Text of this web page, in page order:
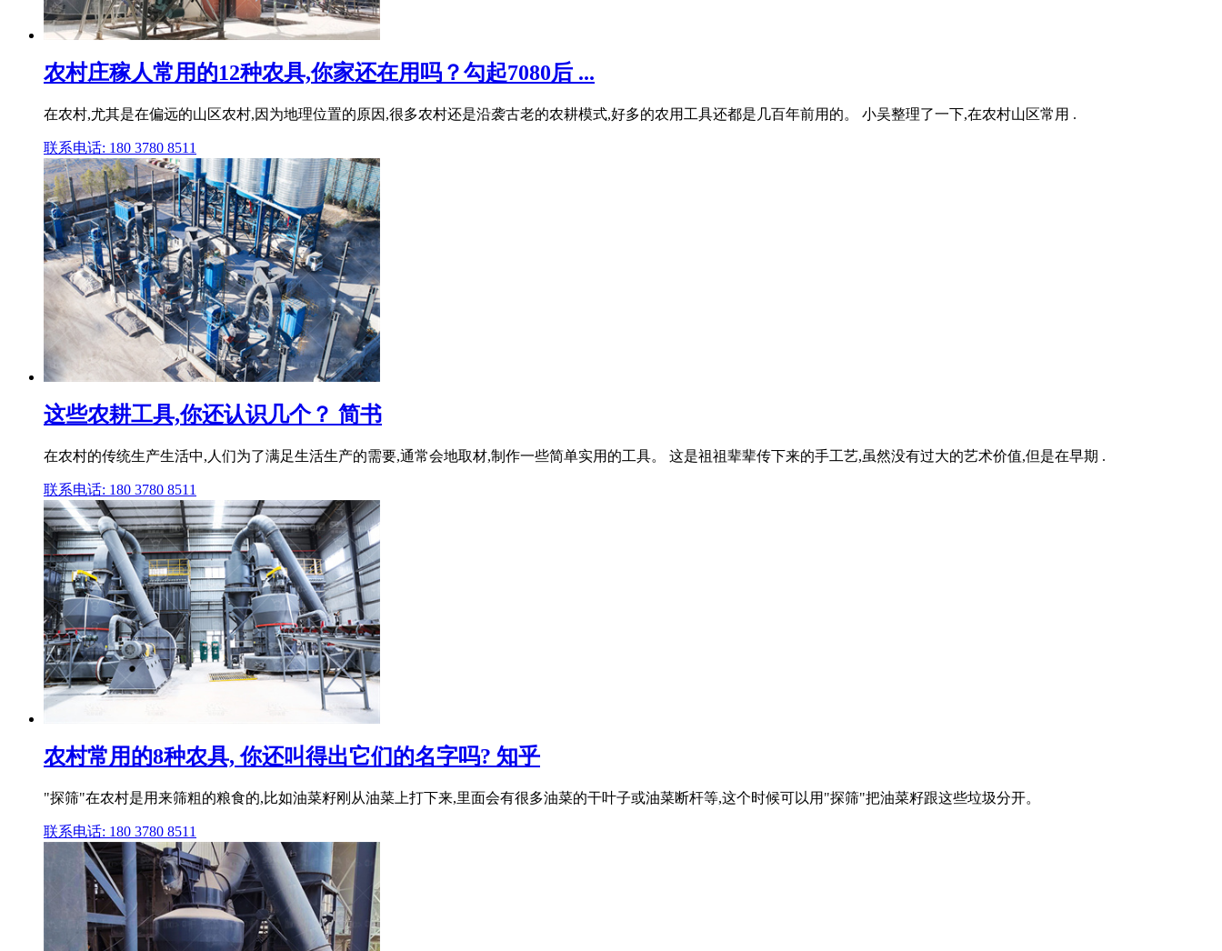
农村庄稼人常用的12种农具,你家还在用吗？勾起7080后 ...
在农村,尤其是在偏远的山区农村,因为地理位置的原因,很多农村还是沿袭古老的农耕模式,好多的农用工具还都是几百年前用的。 小吴整理了一下,在农村山区常用 .
联系电话: 180 3780 8511
这些农耕工具,你还认识几个？ 简书
在农村的传统生产生活中,人们为了满足生活生产的需要,通常会地取材,制作一些简单实用的工具。 这是祖祖辈辈传下来的手工艺,虽然没有过大的艺术价值,但是在早期 .
联系电话: 180 3780 8511
农村常用的8种农具, 你还叫得出它们的名字吗? 知乎
"探筛"在农村是用来筛粗的粮食的,比如油菜籽刚从油菜上打下来,里面会有很多油菜的干叶子或油菜断杆等,这个时候可以用"探筛"把油菜籽跟这些垃圾分开。
联系电话: 180 3780 8511